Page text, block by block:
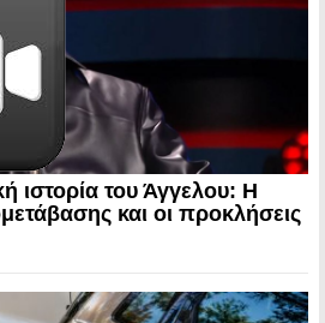
ιστορία του Άγγελου: Η
και οι προκλήσεις